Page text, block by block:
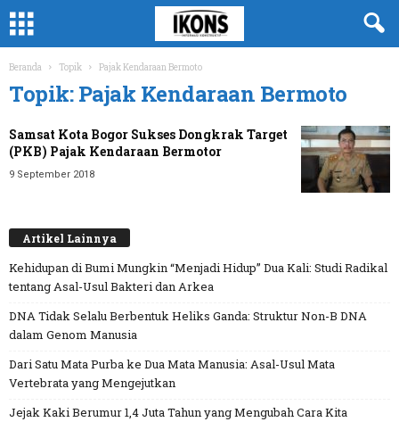
Beranda Topik Pajak Kendaraan Bermoto
Topik: Pajak Kendaraan Bermoto
Samsat Kota Bogor Sukses Dongkrak Target
(PKB) Pajak Kendaraan Bermotor
9 September 2018
Artikel Lainnya
Kehidupan di Bumi Mungkin “Menjadi Hidup” Dua Kali: Studi Radikal
tentang Asal-Usul Bakteri dan Arkea
DNA Tidak Selalu Berbentuk Heliks Ganda: Struktur Non-B DNA
dalam Genom Manusia
Dari Satu Mata Purba ke Dua Mata Manusia: Asal-Usul Mata
Vertebrata yang Mengejutkan
Jejak Kaki Berumur 1,4 Juta Tahun yang Mengubah Cara Kita